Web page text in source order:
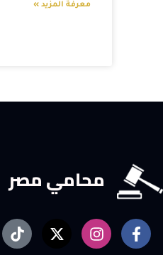
معرفة المزيد »
محامي مصر